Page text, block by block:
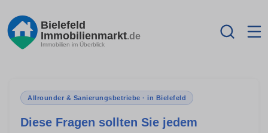
Bielefeld
Immobilienmarkt.de
Immobilien im Überblick
Allrounder & Sanierungsbetriebe · in Bielefeld
Diese Fragen sollten Sie jedem